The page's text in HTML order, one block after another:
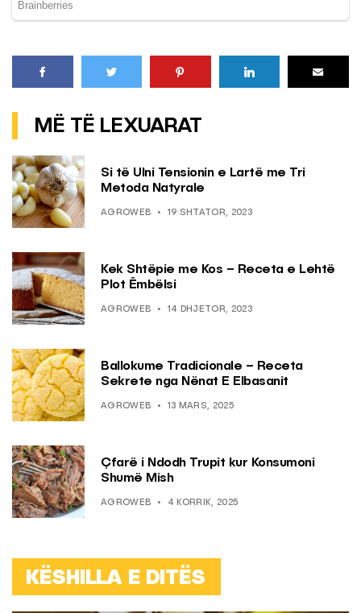
MË TË LEXUARAT
Si të Ulni Tensionin e Lartë me Tri
Metoda Natyrale
AGROWEB 19 SHTATOR, 2023
Kek Shtëpie me Kos – Receta e Lehtë
Plot Ëmbëlsi
AGROWEB 14 DHJETOR, 2023
Ballokume Tradicionale – Receta
Sekrete nga Nënat E Elbasanit
AGROWEB 13 MARS, 2025
Çfarë i Ndodh Trupit kur Konsumoni
Shumë Mish
AGROWEB 4 KORRIK, 2025
KËSHILLA E DITËS